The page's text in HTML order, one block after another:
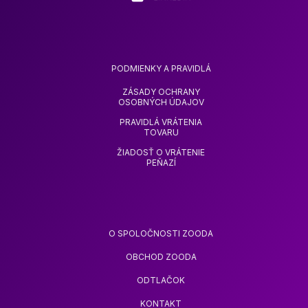
PODMIENKY A PRAVIDLÁ
ZÁSADY OCHRANY
OSOBNÝCH ÚDAJOV
PRAVIDLÁ VRÁTENIA
TOVARU
ŽIADOSŤ O VRÁTENIE
PEŇAZÍ
O SPOLOČNOSTI ZOODA
OBCHOD ZOODA
ODTLAČOK
KONTAKT